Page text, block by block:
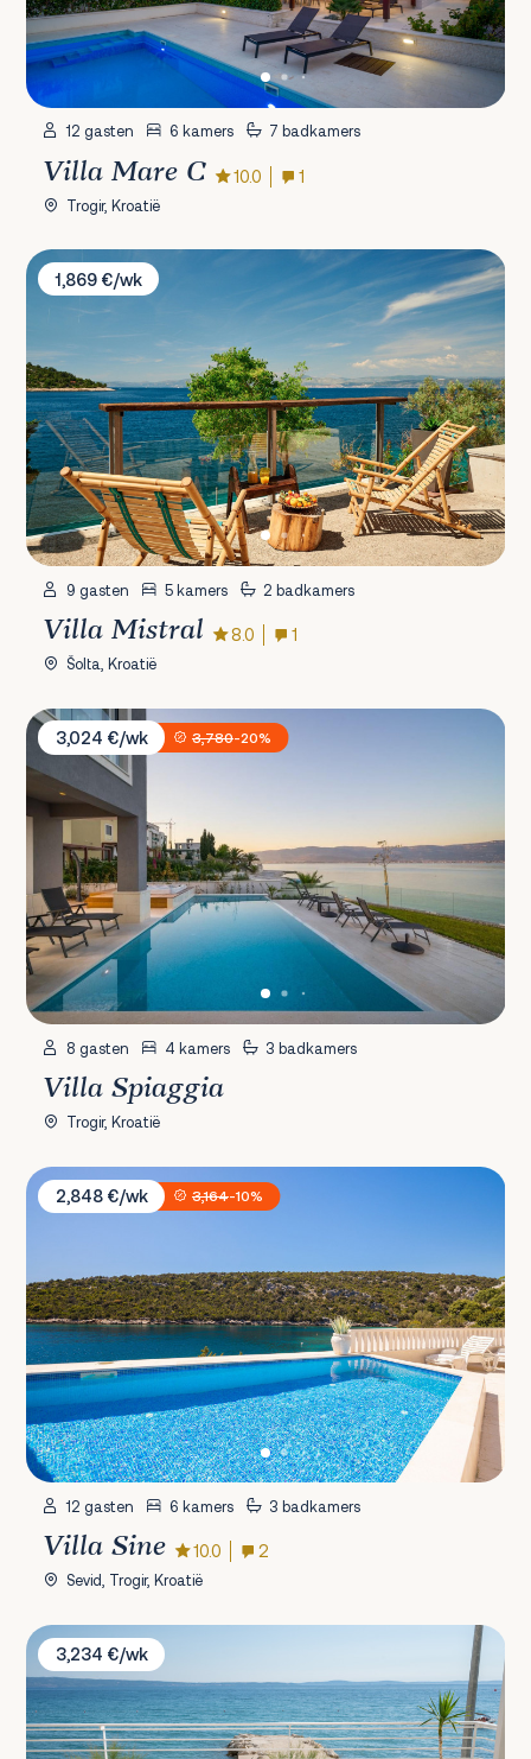
12 gasten 6 kamers 7 badkamers
Villa Mare C 10.0 1
Trogir, Kroatië
Villa Mistral
1,869 €/wk
9 gasten 5 kamers 2 badkamers
Villa Mistral 8.0 1
Šolta, Kroatië
Villa Spiaggia
3,024 €/wk
3,780-20%
8 gasten 4 kamers 3 badkamers
Villa Spiaggia
Trogir, Kroatië
Villa Sine
2,848 €/wk
3,164-10%
12 gasten 6 kamers 3 badkamers
Villa Sine 10.0 2
Sevid, Trogir, Kroatië
Villa Victoris
3,234 €/wk